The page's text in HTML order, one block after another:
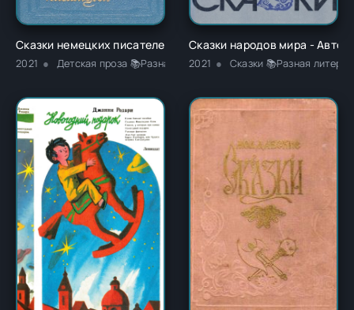
Сказки немецких писателей - Новалис
2021 Детская проза 📚Разная литература
Сказки народов мира -
2021 Сказки 📚Разная